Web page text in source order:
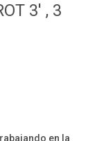
3' , 3
en la